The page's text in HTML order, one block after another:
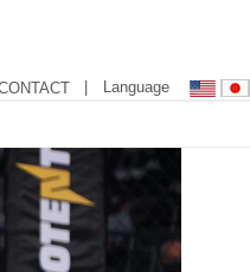
| Language